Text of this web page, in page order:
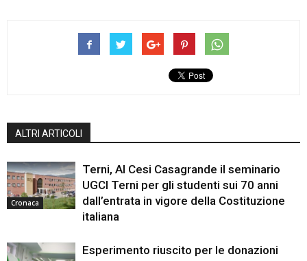
ALTRI ARTICOLI
Cronaca
Terni, Al Cesi Casagrande il seminario
UGCI Terni per gli studenti sui 70 anni
dall’entrata in vigore della Costituzione
italiana
Esperimento riuscito per le donazioni